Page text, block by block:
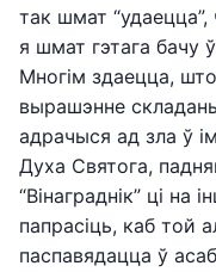
так шмат
я шмат гэтага бачу
Многім здаецца,
вырашэнне
адрачыся ад зла ў
Духа Святога,
“Вінаграднік” ці на
папрасіць, каб той
паспавядацца ў